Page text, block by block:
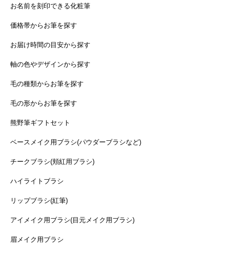
お名前を刻印できる化粧筆
価格帯からお筆を探す
お届け時間の目安から探す
軸の色やデザインから探す
毛の種類からお筆を探す
毛の形からお筆を探す
熊野筆ギフトセット
ベースメイク用ブラシ(パウダーブラシなど)
チークブラシ(頬紅用ブラシ)
ハイライトブラシ
リップブラシ(紅筆)
アイメイク用ブラシ(目元メイク用ブラシ)
眉メイク用ブラシ